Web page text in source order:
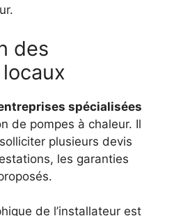
des
spécialisées
de pompes à chaleur. Il
plusieurs devis
les garanties
de l’installateur est